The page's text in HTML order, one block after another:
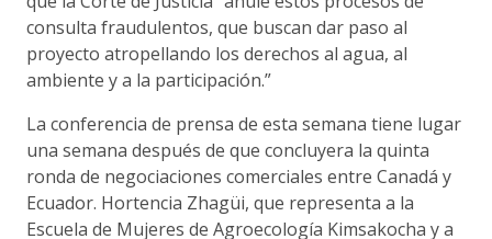
consulta fraudulentos, que buscan dar paso al
proyecto atropellando los derechos al agua, al
ambiente y a la participación.”
La conferencia de prensa de esta semana tiene lugar
una semana después de que concluyera la quinta
ronda de negociaciones comerciales entre Canadá y
Ecuador. Hortencia Zhagüi, que representa a la
Escuela de Mujeres de Agroecología Kimsakocha y a